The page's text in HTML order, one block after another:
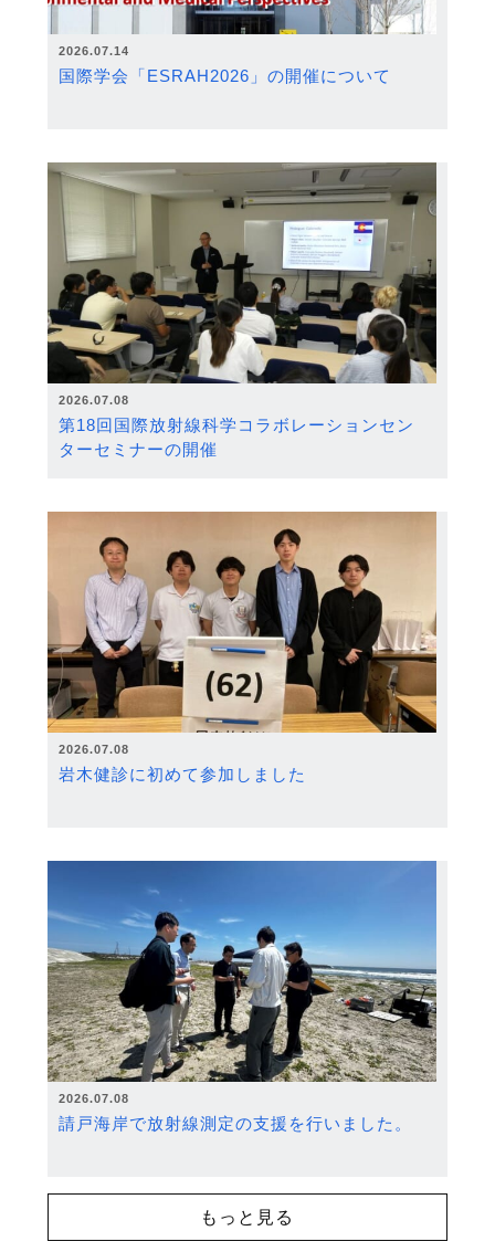
2026.07.14
国際学会「ESRAH2026」の開催について
2026.07.08
第18回国際放射線科学コラボレーションセン
ターセミナーの開催
2026.07.08
岩木健診に初めて参加しました
2026.07.08
請戸海岸で放射線測定の支援を行いました。
もっと見る